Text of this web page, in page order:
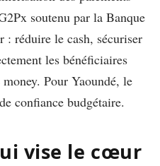
soutenu par la Banque
: réduire le cash, sécuriser
les bénéficiaires
Pour Yaoundé, le
confiance budgétaire.
vise le cœur